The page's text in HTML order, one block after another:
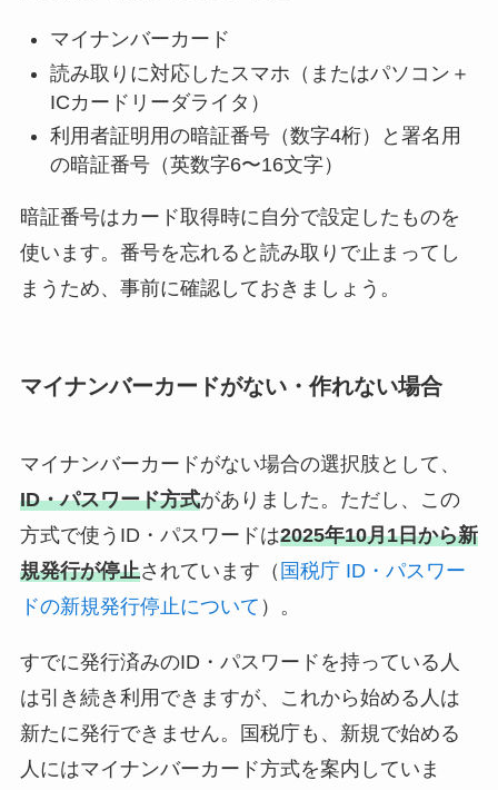
マイナンバーカード
読み取りに対応したスマホ（またはパソコン＋
ICカードリーダライタ）
利用者証明用の暗証番号（数字4桁）と署名用
の暗証番号（英数字6〜16文字）
暗証番号はカード取得時に自分で設定したものを
使います。番号を忘れると読み取りで止まってし
まうため、事前に確認しておきましょう。
マイナンバーカードがない・作れない場合
マイナンバーカードがない場合の選択肢として、
ID・パスワード方式がありました。ただし、この
方式で使うID・パスワードは2025年10月1日から新
規発行が停止されています（ 国税庁 ID・パスワー
ドの新規発行停止について ）。
すでに発行済みのID・パスワードを持っている人
は引き続き利用できますが、これから始める人は
新たに発行できません。国税庁も、新規で始める
人にはマイナンバーカード方式を案内していま